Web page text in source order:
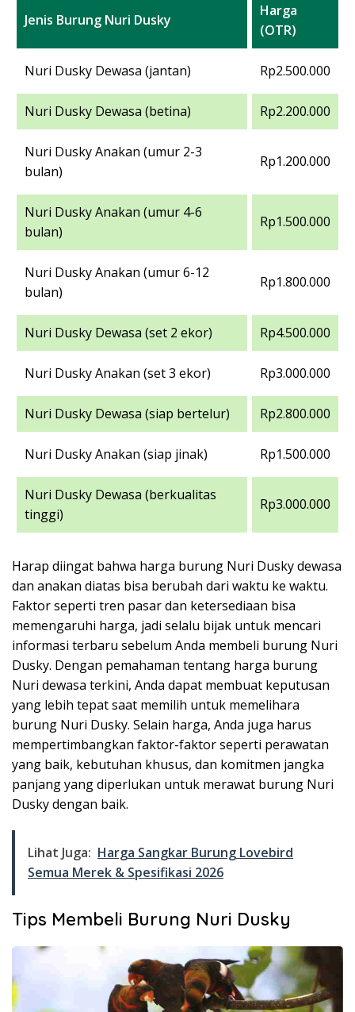
Jenis Burung Nuri Dusky
Harga
(OTR)
Nuri Dusky Dewasa (jantan) Rp2.500.000
Nuri Dusky Dewasa (betina) Rp2.200.000
Nuri Dusky Anakan (umur 2-3
bulan)
Rp1.200.000
Nuri Dusky Anakan (umur 4-6
bulan)
Rp1.500.000
Nuri Dusky Anakan (umur 6-12
bulan)
Rp1.800.000
Nuri Dusky Dewasa (set 2 ekor) Rp4.500.000
Nuri Dusky Anakan (set 3 ekor) Rp3.000.000
Nuri Dusky Dewasa (siap bertelur) Rp2.800.000
Nuri Dusky Anakan (siap jinak) Rp1.500.000
Nuri Dusky Dewasa (berkualitas
tinggi)
Rp3.000.000
Harap diingat bahwa harga burung Nuri Dusky dewasa
dan anakan diatas bisa berubah dari waktu ke waktu.
Faktor seperti tren pasar dan ketersediaan bisa
memengaruhi harga, jadi selalu bijak untuk mencari
informasi terbaru sebelum Anda membeli burung Nuri
Dusky. Dengan pemahaman tentang harga burung
Nuri dewasa terkini, Anda dapat membuat keputusan
yang lebih tepat saat memilih untuk memelihara
burung Nuri Dusky. Selain harga, Anda juga harus
mempertimbangkan faktor-faktor seperti perawatan
yang baik, kebutuhan khusus, dan komitmen jangka
panjang yang diperlukan untuk merawat burung Nuri
Dusky dengan baik.
Lihat Juga: Harga Sangkar Burung Lovebird
Semua Merek & Spesifikasi 2026
Tips Membeli Burung Nuri Dusky